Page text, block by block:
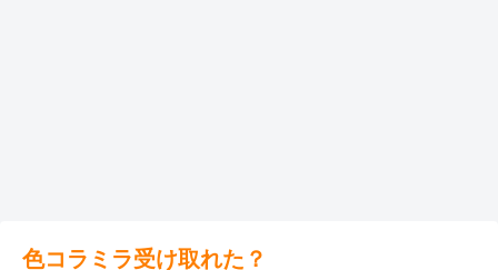
色コラミラ受け取れた？